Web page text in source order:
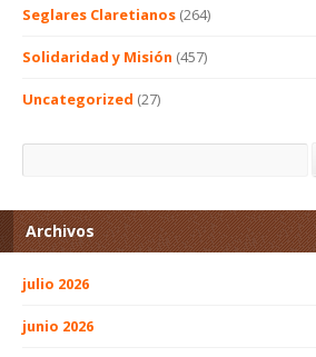
Seglares Claretianos (264)
Solidaridad y Misión (457)
Uncategorized (27)
Archivos
julio 2026
junio 2026